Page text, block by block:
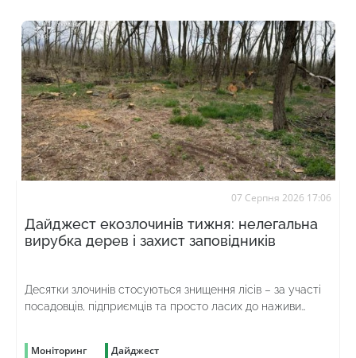
07 Серпня 2026 17:06
Дайджест екозлочинів тижня: нелегальна
вирубка дерев і захист заповідників
Десятки злочинів стосуються знищення лісів – за участі
посадовців, підприємців та просто ласих до наживи
Моніторинг Дайджест